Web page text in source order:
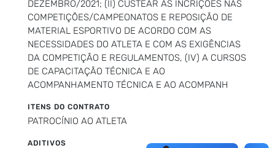
DEZEMBRO/2021; (II) CUSTEAR AS INCRIÇÕES NAS
COMPETIÇÕES/CAMPEONATOS E REPOSIÇÃO DE
MATERIAL ESPORTIVO DE ACORDO COM AS
NECESSIDADES DO ATLETA E COM AS EXIGÊNCIAS
DA COMPETIÇÃO E REGULAMENTOS, (IV) A CURSOS
DE CAPACITAÇÃO TÉCNICA E AO
ACOMPANHAMENTO TÉCNICA E AO ACOMPANH
ITENS DO CONTRATO
PATROCÍNIO AO ATLETA
ADITIVOS